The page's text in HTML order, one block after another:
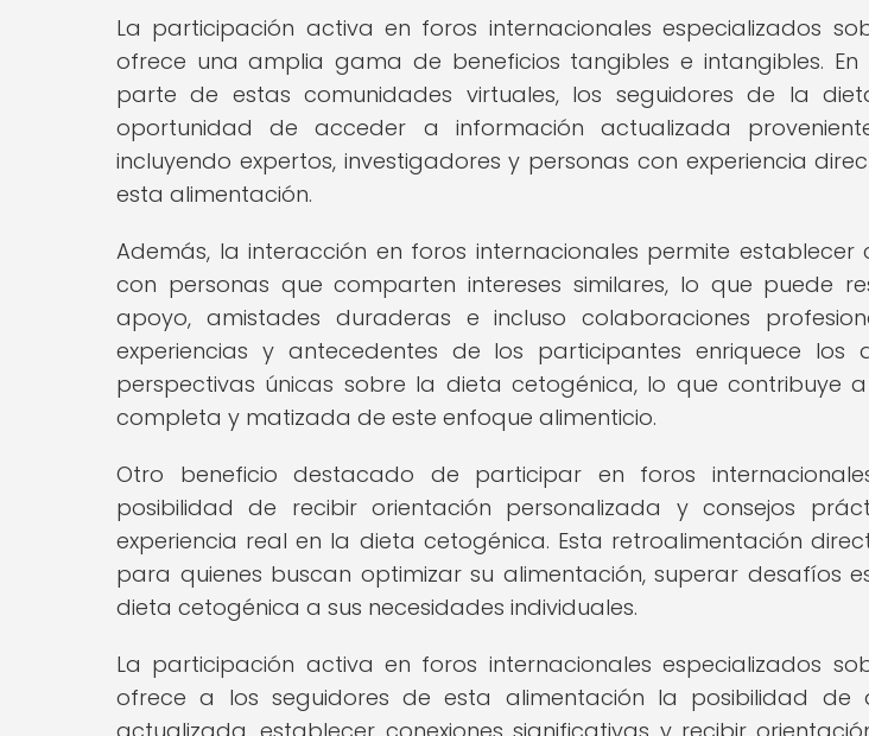
La participación activa en foros internacionales especializados
ofrece una amplia gama de beneficios tangibles e intangibles.
parte de estas comunidades virtuales, los seguidores de la
oportunidad de acceder a información actualizada
incluyendo expertos, investigadores y personas con experiencia
esta alimentación.
Además, la interacción en foros internacionales permite establecer
con personas que comparten intereses similares, lo que puede
apoyo, amistades duraderas e incluso colaboraciones
experiencias y antecedentes de los participantes enriquece los
perspectivas únicas sobre la dieta cetogénica, lo que contribuye
completa y matizada de este enfoque alimenticio.
Otro beneficio destacado de participar en foros
posibilidad de recibir orientación personalizada y consejos
experiencia real en la dieta cetogénica. Esta retroalimentación
para quienes buscan optimizar su alimentación, superar desafíos
dieta cetogénica a sus necesidades individuales.
La participación activa en foros internacionales especializados
ofrece a los seguidores de esta alimentación la posibilidad de